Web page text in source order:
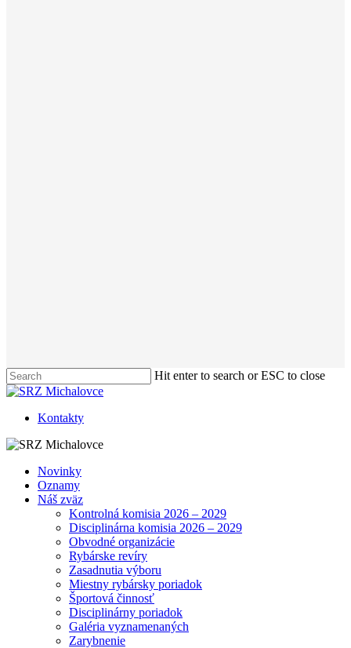
Hit enter to search or ESC to close
Close
Kontakty
Menu
Novinky
Oznamy
Náš zväz
Kontrolná komisia 2026 – 2029
Disciplinárna komisia 2026 – 2029
Obvodné organizácie
Rybárske revíry
Zasadnutia výboru
Miestny rybársky poriadok
Športová činnosť
Disciplinárny poriadok
Galéria vyznamenaných
Zarybnenie